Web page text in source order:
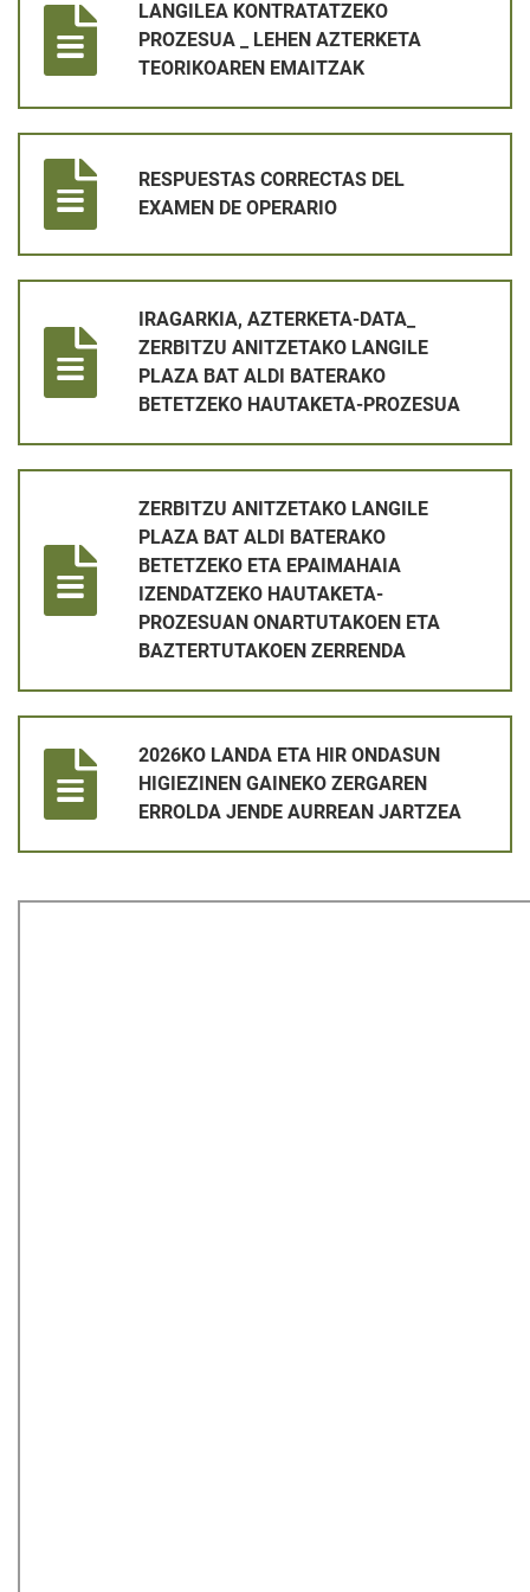
LANGILEA KONTRATATZEKO
PROZESUA _ LEHEN AZTERKETA
TEORIKOAREN EMAITZAK
RESPUESTAS CORRECTAS DEL
EXAMEN DE OPERARIO
IRAGARKIA, AZTERKETA-DATA_
ZERBITZU ANITZETAKO LANGILE
PLAZA BAT ALDI BATERAKO
BETETZEKO HAUTAKETA-PROZESUA
ZERBITZU ANITZETAKO LANGILE
PLAZA BAT ALDI BATERAKO
BETETZEKO ETA EPAIMAHAIA
IZENDATZEKO HAUTAKETA-
PROZESUAN ONARTUTAKOEN ETA
BAZTERTUTAKOEN ZERRENDA
2026KO LANDA ETA HIR ONDASUN
HIGIEZINEN GAINEKO ZERGAREN
ERROLDA JENDE AURREAN JARTZEA